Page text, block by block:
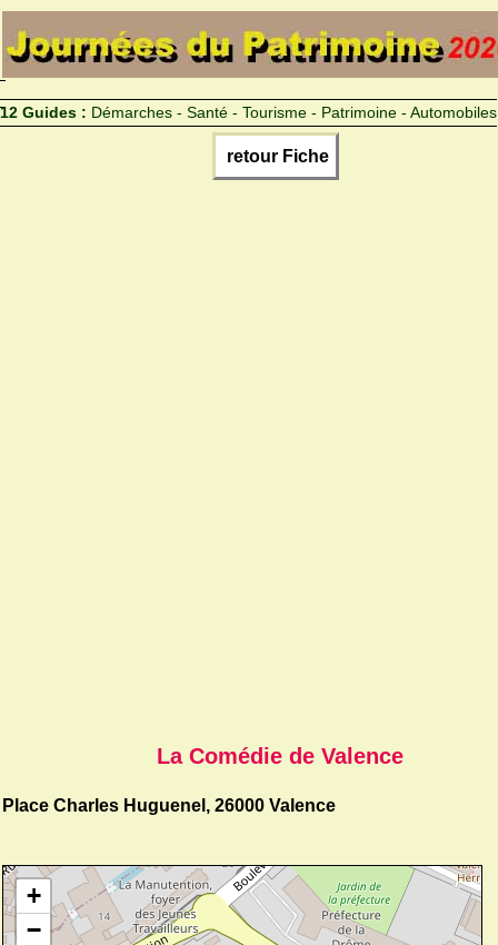
12 Guides : Démarches - Santé - Tourisme - Patrimoine - Automobiles
retour Fiche
La Comédie de Valence
Place Charles Huguenel, 26000 Valence
+
−